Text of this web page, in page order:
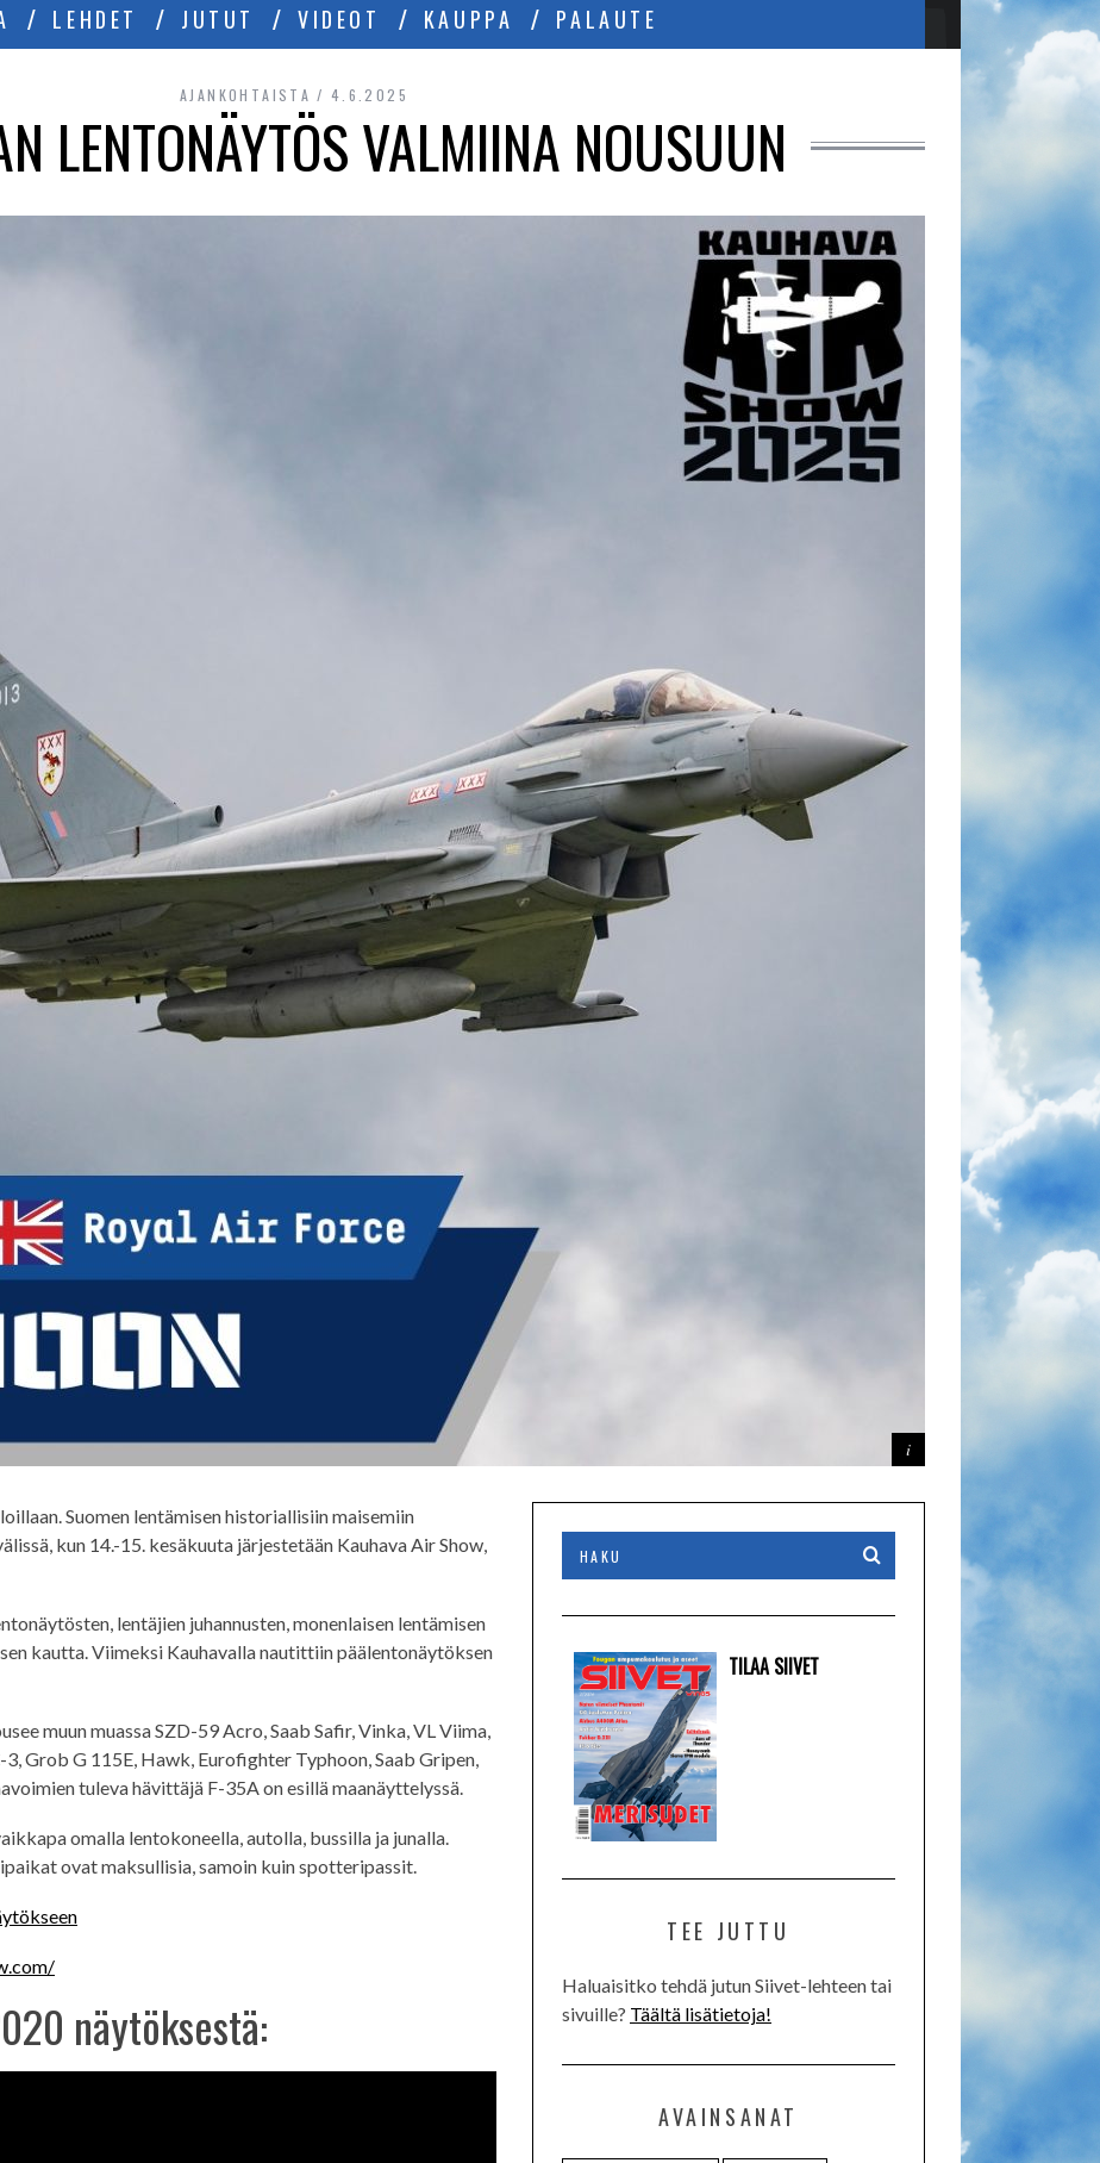
LEHDET JUTUT VIDEOT KAUPPA PALAUTE
AJANKOHTAISTA 4.6.2025
LENTONÄYTÖS VALMIINA NOUSUUN
Suomen lentämisen historiallisiin maisemiin
kun 14.-15. kesäkuuta järjestetään Kauhava Air Show,
lentäjien juhannusten, monenlaisen lentämisen
kautta. Viimeksi Kauhavalla nautittiin päälentonäytöksen
muun muassa SZD-59 Acro, Saab Safir, Vinka, VL Viima,
Grob G 115E, Hawk, Eurofighter Typhoon, Saab Gripen,
tuleva hävittäjä F-35A on esillä maanäyttelyssä.
omalla lentokoneella, autolla, bussilla ja junalla.
ovat maksullisia, samoin kuin spotteripassit.
näytöksestä:
TILAA SIIVET
TEE JUTTU
Haluaisitko tehdä jutun Siivet-lehteen tai
sivuille? Täältä lisätietoja!
AVAINSANAT